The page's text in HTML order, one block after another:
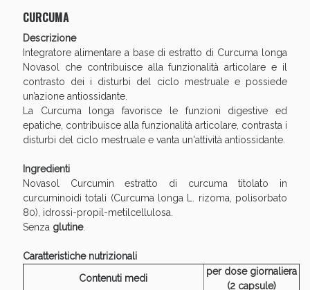
CURCUMA
Descrizione
Integratore alimentare a base di estratto di Curcuma longa
Novasol che contribuisce alla funzionalità articolare e il
contrasto dei i disturbi del ciclo mestruale e possiede
un’azione antiossidante.
La Curcuma longa favorisce le funzioni digestive ed
epatiche, contribuisce alla funzionalità articolare, contrasta i
disturbi del ciclo mestruale e vanta un'attività antiossidante.
Ingredienti
Novasol Curcumin estratto di curcuma titolato in
curcuminoidi totali (Curcuma longa L. rizoma, polisorbato
80), idrossi-propil-metilcellulosa.
Senza glutine.
Caratteristiche nutrizionali
Contenuti medi
per dose giornaliera
(2 capsule)
Sconto fino al 55% disponibile oggi!